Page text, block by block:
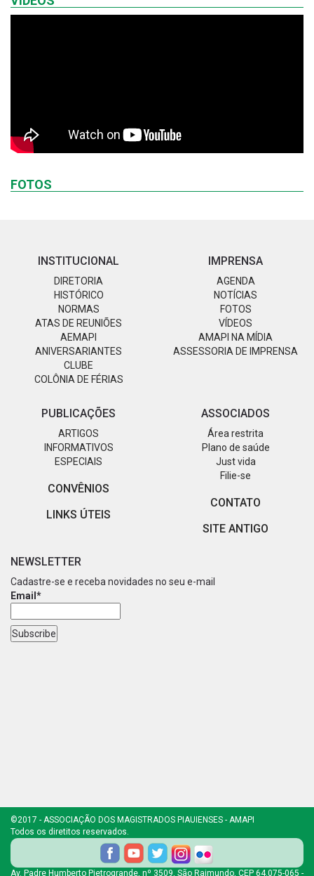
FOTOS
INSTITUCIONAL
DIRETORIA
HISTÓRICO
NORMAS
ATAS DE REUNIÕES
AEMAPI
ANIVERSARIANTES
CLUBE
COLÔNIA DE FÉRIAS
IMPRENSA
AGENDA
NOTÍCIAS
FOTOS
VÍDEOS
AMAPI NA MÍDIA
ASSESSORIA DE IMPRENSA
PUBLICAÇÕES
ARTIGOS
INFORMATIVOS
ESPECIAIS
CONVÊNIOS
LINKS ÚTEIS
ASSOCIADOS
Área restrita
Plano de saúde
Just vida
Filie-se
CONTATO
SITE ANTIGO
NEWSLETTER
Cadastre-se e receba novidades no seu e-mail
Email*
©2017 - ASSOCIAÇÃO DOS MAGISTRADOS PIAUIENSES - AMAPI
Todos os diretitos reservados.
Av. Padre Humberto Pietrogrande, nº 3509, São Raimundo, CEP 64.075-065 -